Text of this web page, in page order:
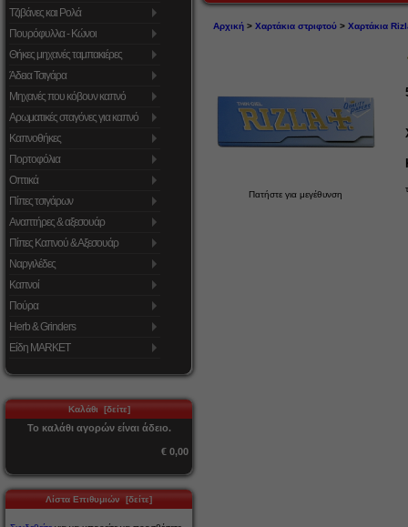
Τζιβάνες και Ρολά
Πουρόφυλλα - Κώνοι
Θήκες μηχανές ταμπακιέρες
Άδεια Τσιγάρα
Μηχανές που κόβουν καπνό
Αρωματικές σταγόνες για καπνό
Καπνοθήκες
Πορτοφόλια
Οπτικά
Πίπες τσιγάρων
Αναπτήρες & αξεσουάρ
Πίπες Καπνού & Αξεσουάρ
Ναργιλέδες
Καπνοί
Πούρα
Herb & Grinders
Είδη MARKET
Καλάθι [δείτε]
Το καλάθι αγορών είναι άδειο.
€ 0,00
Λίστα Επιθυμιών [δείτε]
Αρχική> Χαρτάκια στριφτού> Χαρτάκια
Πατήστε για μεγέθυνση